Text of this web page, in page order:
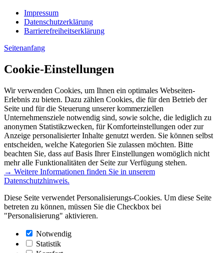
Impressum
Datenschutzerklärung
Barrierefreiheitserklärung
Seitenanfang
Cookie-Einstellungen
Wir verwenden Cookies, um Ihnen ein optimales Webseiten-
Erlebnis zu bieten. Dazu zählen Cookies, die für den Betrieb der
Seite und für die Steuerung unserer kommerziellen
Unternehmensziele notwendig sind, sowie solche, die lediglich zu
anonymen Statistikzwecken, für Komforteinstellungen oder zur
Anzeige personalisierter Inhalte genutzt werden. Sie können selbst
entscheiden, welche Kategorien Sie zulassen möchten. Bitte
beachten Sie, dass auf Basis Ihrer Einstellungen womöglich nicht
mehr alle Funktionalitäten der Seite zur Verfügung stehen.
→ Weitere Informationen finden Sie in unserem
Datenschutzhinweis.
Diese Seite verwendet Personalisierungs-Cookies. Um diese Seite
betreten zu können, müssen Sie die Checkbox bei
"Personalisierung" aktivieren.
Notwendig
Statistik